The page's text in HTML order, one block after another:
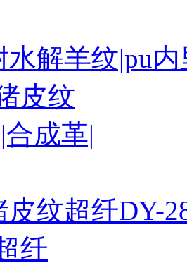
解羊纹|pu
纹超纤DY-